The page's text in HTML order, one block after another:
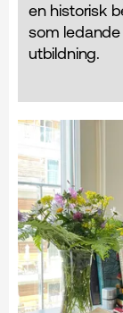
en historisk
som
utbildning.